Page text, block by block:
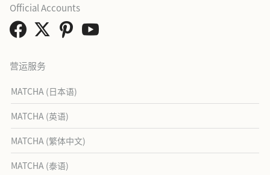
营运服务
MATCHA (日本语)
MATCHA (英语)
MATCHA (繁体中文)
MATCHA (泰语)
Official Accounts